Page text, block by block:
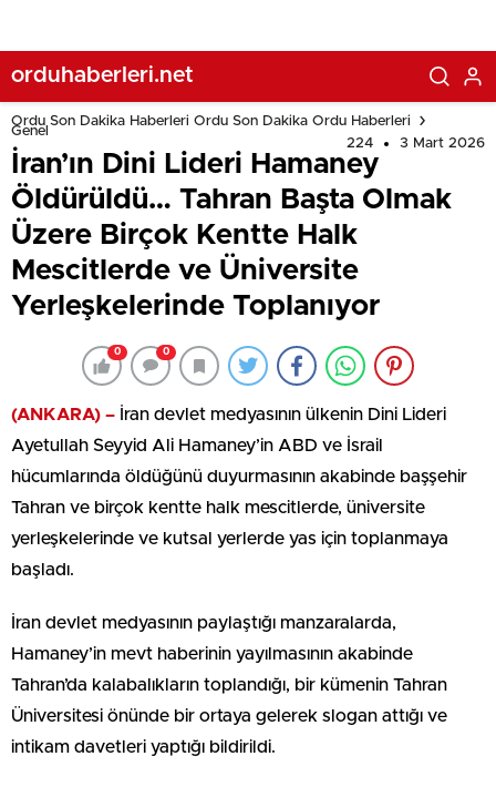
orduhaberleri.net
Ordu Son Dakika Haberleri Ordu Son Dakika Ordu Haberleri
Genel
224
3 Mart 2026
İran’ın Dini Lideri Hamaney
Öldürüldü… Tahran Başta Olmak
Üzere Birçok Kentte Halk
Mescitlerde ve Üniversite
Yerleşkelerinde Toplanıyor
0 0
(ANKARA) – İran devlet medyasının ülkenin Dini Lideri
Ayetullah Seyyid Ali Hamaney’in ABD ve İsrail
hücumlarında öldüğünü duyurmasının akabinde başşehir
Tahran ve birçok kentte halk mescitlerde, üniversite
yerleşkelerinde ve kutsal yerlerde yas için toplanmaya
başladı.
İran devlet medyasının paylaştığı manzaralarda,
Hamaney’in mevt haberinin yayılmasının akabinde
Tahran’da kalabalıkların toplandığı, bir kümenin Tahran
Üniversitesi önünde bir ortaya gelerek slogan attığı ve
intikam davetleri yaptığı bildirildi.